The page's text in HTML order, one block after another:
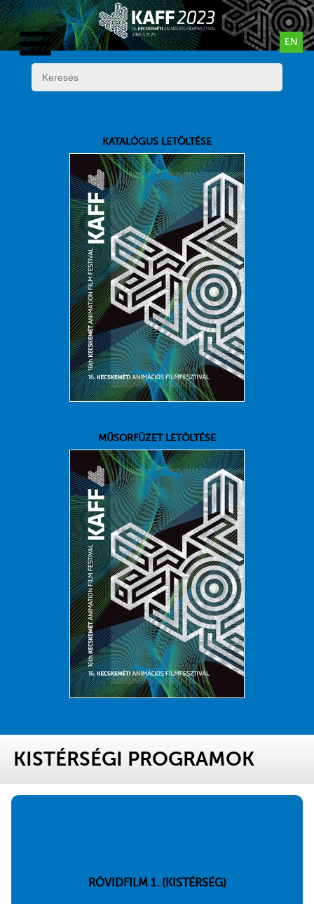
EN
KATALÓGUS LETÖLTÉSE
MŰSORFÜZET LETÖLTÉSE
KISTÉRSÉGI PROGRAMOK
RÖVIDFILM 1. (KISTÉRSÉG)